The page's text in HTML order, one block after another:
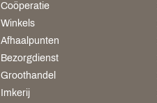
Coöperatie
Winkels
Afhaalpunten
Bezorgdienst
Groothandel
Imkerij